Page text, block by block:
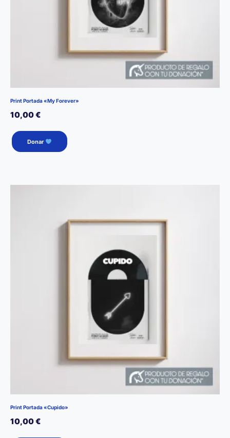
Print Portada «My Forever»
10,00€
Donar
Print Portada «Cupido»
10,00€